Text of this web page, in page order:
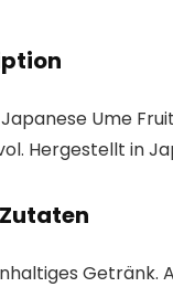
Ume
Hergestellt in
Getränk.